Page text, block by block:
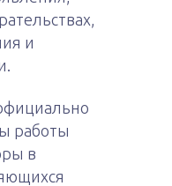
и
работы
в